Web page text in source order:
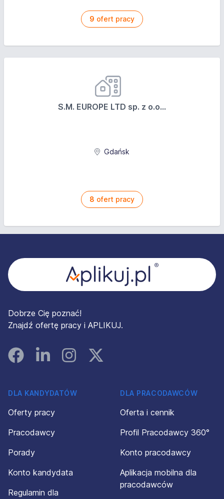
9 ofert pracy
S.M. EUROPE LTD sp. z o.o...
Gdańsk
8 ofert pracy
Dobrze Cię poznać!
Znajdź ofertę pracy i APLIKUJ.
FacebookLinked InInstagramInstagram
DLA KANDYDATÓW
Oferty pracy
Pracodawcy
Porady
Konto kandydata
Regulamin dla
DLA PRACODAWCÓW
Oferta i cennik
Profil Pracodawcy 360°
Konto pracodawcy
Aplikacja mobilna dla
pracodawców